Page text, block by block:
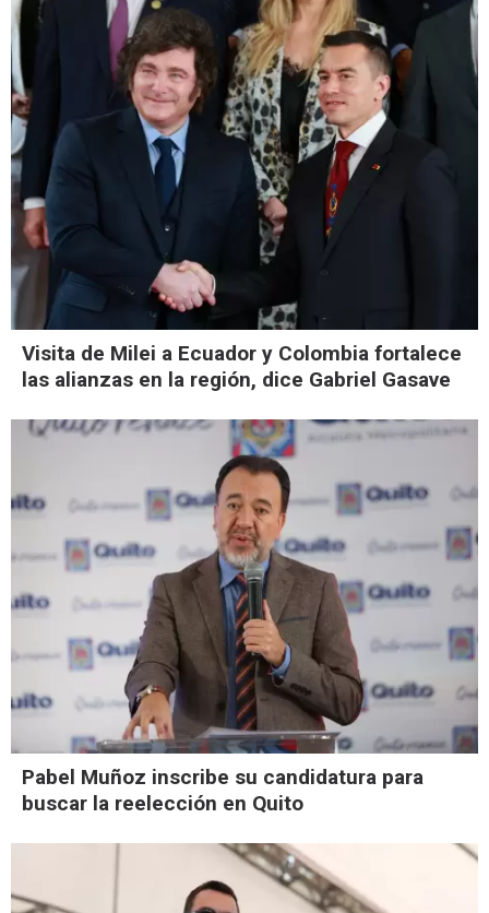
Visita de Milei a Ecuador y Colombia fortalece
las alianzas en la región, dice Gabriel Gasave
Pabel Muñoz inscribe su candidatura para
buscar la reelección en Quito